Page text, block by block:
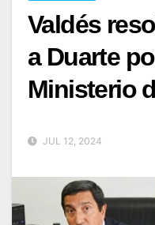
Valdés
a Duarte
Ministerio
JUL 12, 2024